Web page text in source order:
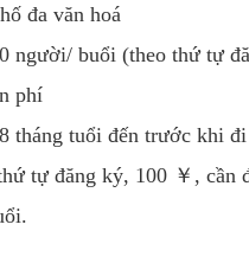
đa văn hoá
người/ buổi (theo thứ tự
phí
tháng tuổi đến trước khi
tự đăng ký, 100 ￥, cần